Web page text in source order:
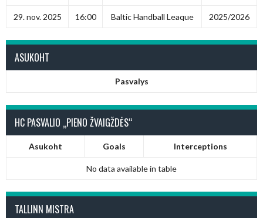
29. nov. 2025 16:00 Baltic Handball Leaque 2025/2026
ASUKOHT
Pasvalys
HC PASVALIO „PIENO ŽVAIGŽDĖS“
Asukoht Goals Interceptions
No data available in table
TALLINN MISTRA